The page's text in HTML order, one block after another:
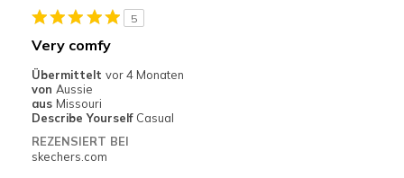
Geeignete Verwendung
Going Out
5
Very comfy
Übermittelt vor 4 Monaten
von Aussie
aus Missouri
Describe Yourself Casual
REZENSIERT BEI
skechers.com